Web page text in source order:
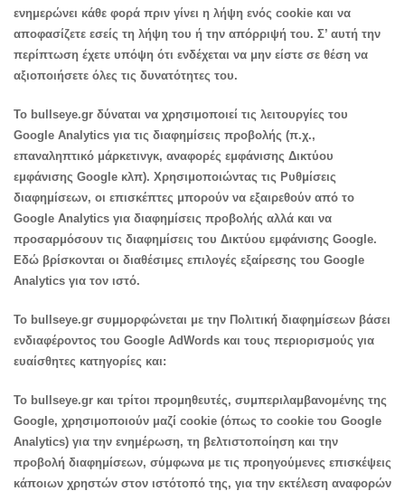
ενημερώνει κάθε φορά πριν γίνει η λήψη ενός cookie και να
αποφασίζετε εσείς τη λήψη του ή την απόρριψή του. Σ’ αυτή την
περίπτωση έχετε υπόψη ότι ενδέχεται να μην είστε σε θέση να
αξιοποιήσετε όλες τις δυνατότητες του.
To bullseye.gr δύναται να χρησιμοποιεί τις λειτουργίες του
Google Analytics για τις διαφημίσεις προβολής (π.χ.,
επαναληπτικό μάρκετινγκ, αναφορές εμφάνισης Δικτύου
εμφάνισης Google κλπ). Χρησιμοποιώντας τις Ρυθμίσεις
διαφημίσεων, οι επισκέπτες μπορούν να εξαιρεθούν από το
Google Analytics για διαφημίσεις προβολής αλλά και να
προσαρμόσουν τις διαφημίσεις του Δικτύου εμφάνισης Google.
Εδώ βρίσκονται οι διαθέσιμες επιλογές εξαίρεσης του Google
Analytics για τον ιστό.
To bullseye.gr συμμορφώνεται με την Πολιτική διαφημίσεων βάσει
ενδιαφέροντος του Google AdWords και τους περιορισμούς για
ευαίσθητες κατηγορίες και:
To bullseye.gr και τρίτοι προμηθευτές, συμπεριλαμβανομένης της
Google, χρησιμοποιούν μαζί cookie (όπως το cookie του Google
Analytics) για την ενημέρωση, τη βελτιστοποίηση και την
προβολή διαφημίσεων, σύμφωνα με τις προηγούμενες επισκέψεις
κάποιων χρηστών στον ιστότοπό της, για την εκτέλεση αναφορών